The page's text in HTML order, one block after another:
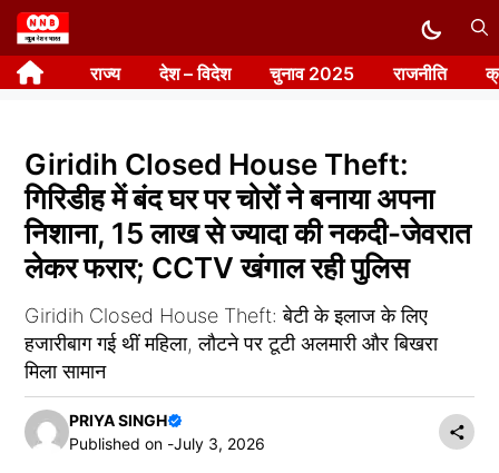
Skip
to
content राज्य देश – विदेश चुनाव 2025 राजनीति
Giridih Closed House Theft:
गिरिडीह में बंद घर पर चोरों ने बनाया अपना
निशाना, 15 लाख से ज्यादा की नकदी-जेवरात
लेकर फरार; CCTV खंगाल रही पुलिस
Giridih Closed House Theft: बेटी के इलाज के लिए
हजारीबाग गई थीं महिला, लौटने पर टूटी अलमारी और बिखरा
मिला सामान
PRIYA SINGH
Published on -July 3, 2026